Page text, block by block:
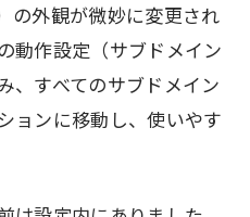
の外観が微妙に変更され
動作設定（サブドメイン
、すべてのサブドメイン
ョンに移動し、使いやす